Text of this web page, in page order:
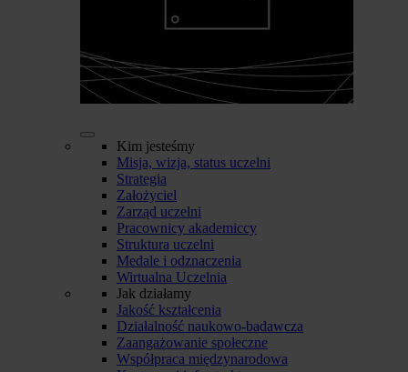
Kim jesteśmy
Misja, wizja, status uczelni
Strategia
Założyciel
Zarząd uczelni
Pracownicy akademiccy
Struktura uczelni
Medale i odznaczenia
Wirtualna Uczelnia
Jak działamy
Jakość kształcenia
Działalność naukowo-badawcza
Zaangażowanie społeczne
Współpraca międzynarodowa